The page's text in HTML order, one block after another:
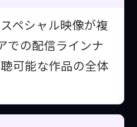
ペシャル映像が複
での配信ラインナ
可能な作品の全体